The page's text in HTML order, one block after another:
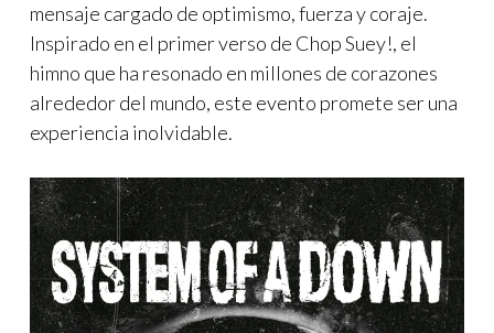
mensaje cargado de optimismo, fuerza y coraje.
Inspirado en el primer verso de Chop Suey!, el
himno que ha resonado en millones de corazones
alrededor del mundo, este evento promete ser una
experiencia inolvidable.